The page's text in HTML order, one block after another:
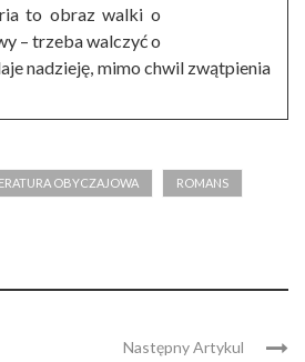
to obraz walki o
– trzeba walczyć o
nadzieję, mimo chwil zwątpienia
OBYCZAJOWA ROMANS
Następny Artykul